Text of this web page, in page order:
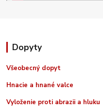
Dopyty
Všeobecný dopyt
Hnacie a hnané valce
Vyloženie proti abrazii a hluku